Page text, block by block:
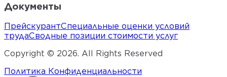
Документы
ПрейскурантСпециальные оценки условий
трудаСводные позиции стоимости услуг
Copyright © 2026. All Rights Reserved
Политика Конфиденциальности